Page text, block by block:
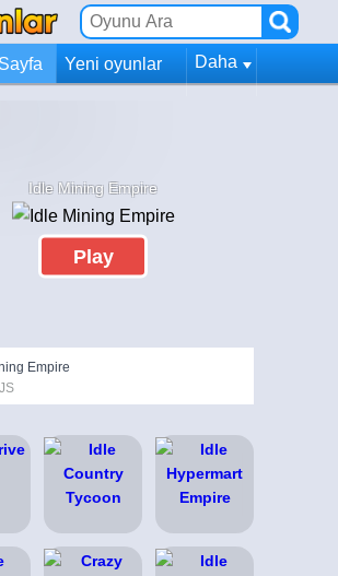
Yeni oyunlar Daha
Idle Mining Empire
Play
Empire